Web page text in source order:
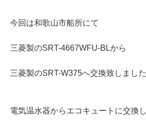
今回は和歌山市船所にて
三菱製のSRT-4667WFU-BLから
三菱製のSRT-W375へ交換致しました
電気温水器からエコキュートに交換